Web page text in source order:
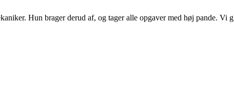
Hun brager derud af, og tager alle opgaver med høj pande.